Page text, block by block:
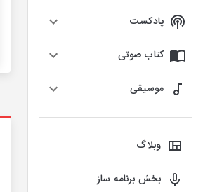
پادکست
کتاب صوتی
موسیقی
وبلاگ
بخش برنامه ساز